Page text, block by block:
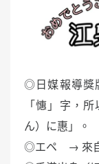
◎日媒報導獎
「憓」字，
ん）に惠」。
◎エペ → 來自